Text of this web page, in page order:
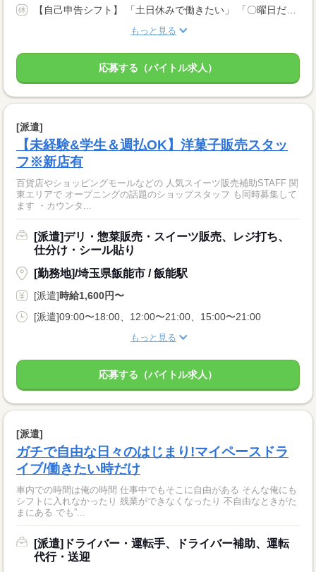
もっと見る
応募する（バイトル求人）
[派遣]
【未経験&学生＆週払OK】洋菓子販売スタッ
フ※新店有
百貨店やショッピングモールなどの 人気スイーツ販売補助STAFF 関
東エリアで オープニングの話題のショップスタッフ も同時募集して
ます ・カウンタ...
[派遣]デリ・惣菜販売・スイーツ販売、レジ打ち、
仕分け・シール貼り
[勤務地]/埼玉県飯能市 / 飯能駅
[派遣]時給1,600円〜
[派遣]09:00〜18:00、12:00〜21:00、15:00〜21:00
もっと見る
応募する（バイトル求人）
[派遣]
ガチで自由な日々のはじまり!マイペースドラ
イブ/働きたい時だけ
車内での時間は俺の時間 仕事中でもそこに自由がある そんな俺にも
シフトに入れなかったり 残業ができなくなったり 不自由なときがた
まにある でも”...
[派遣]ドライバー・運転手、ドライバー補助、運転
代行・送迎